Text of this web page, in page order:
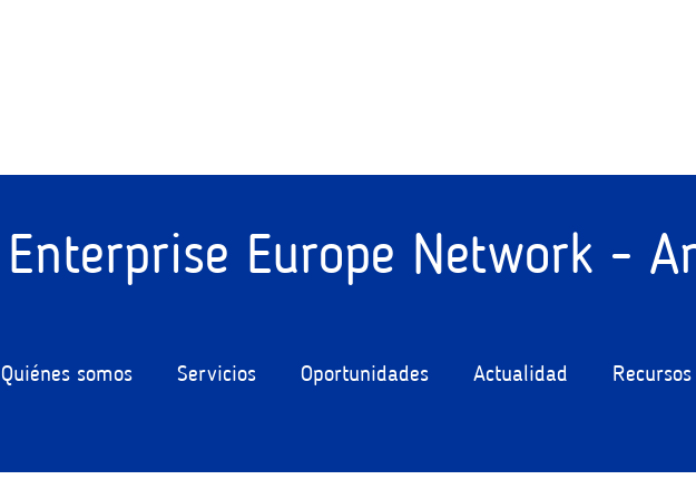
Enterprise Europe Network -
Quiénes somos Servicios Oportunidades Actualidad